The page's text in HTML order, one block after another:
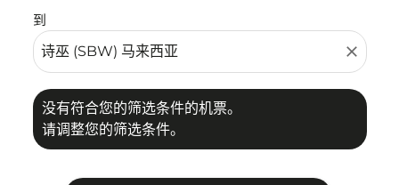
到
close
没有符合您的筛选条件的机票。
请调整您的筛选条件。